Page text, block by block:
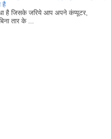
है
है जिसके जरिये आप अपने कंप्यूटर,
तार के ...